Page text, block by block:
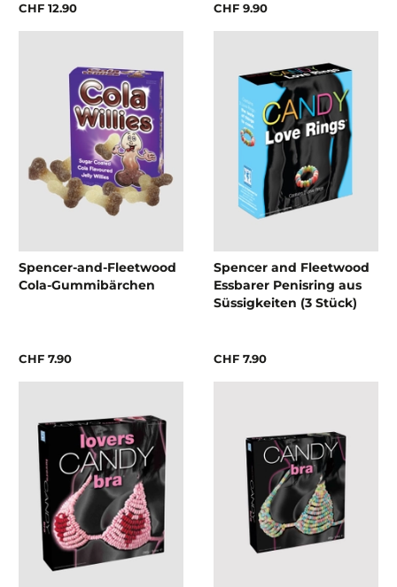
CHF 12.90 CHF 9.90
Spencer-and-Fleetwood
Cola-Gummibärchen
CHF 7.90
Spencer and Fleetwood
Essbarer Penisring aus
Süssigkeiten (3 Stück)
CHF 7.90